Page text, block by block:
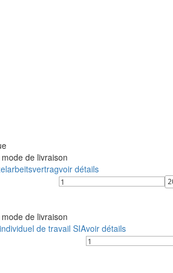
mode de livraison
voir détails
mode de livraison
de travail SIAvoir détails